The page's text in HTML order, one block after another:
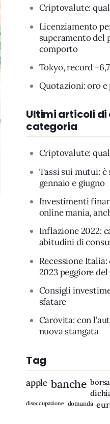
Criptovalute:
Licenziamento
superamento del
comporto
Tokyo, record
Quotazioni: oro
Ultimi articoli di
categoria
Criptovalute:
Tassi sui mutui:
gennaio e giugno
Investimenti
online mania,
Inflazione 2022:
abitudini di
Recessione
2023 peggiore
Consigli
sfatare
Carovita: con
nuova stangata
Tag
apple banche borsa
disoccupazione domanda